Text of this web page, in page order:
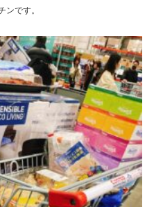
ンです。